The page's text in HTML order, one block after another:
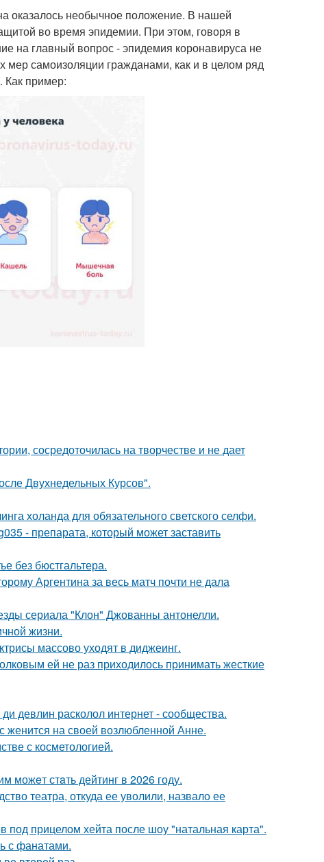
оказалось необычное положение. В нашей
во время эпидемии. При этом, говоря в
на главный вопрос - эпидемия коронавируса не
мер самоизоляции гражданами, как и в целом ряд
Как пример:
сосредоточилась на творчестве и не дает
Двухнедельных Курсов".
холанда для обязательного светского селфи.
- препарата, который может заставить
без бюстгальтера.
Аргентина за весь матч почти не дала
сериала "Клон" Джованны антонелли.
жизни.
массово уходят в диджеинг.
ей не раз приходилось принимать жесткие
девлин расколол интернет - сообщества.
женится на своей возлюбленной Анне.
с косметологией.
можeт стaть дейтинг в 2026 году.
театра, откуда ее уволили, назвало ее
прицелом хейта после шоу "натальная карта".
с фанатами.